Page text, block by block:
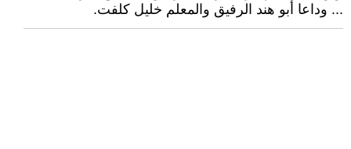
... وداعا أبو هند الرفيق والمعلم خليل كلفت.